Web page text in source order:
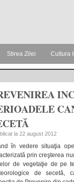
Stirea Zilei Cultura
la 22 august 2012
în vedere situaţia
prin creşterea
de vegetaţie de pe
de secetă,